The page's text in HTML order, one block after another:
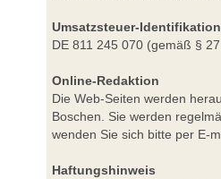
Umsatzsteuer-
DE 811 245 070 (gemäß §
Online-Redaktion
Die Web-Seiten werden
Boschen. Sie werden
wenden Sie sich bitte per E-
Haftungshinweis